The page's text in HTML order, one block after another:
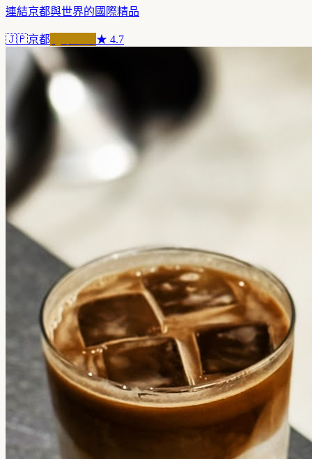
連結京都與世界的國際精品
🇯🇵京都 ★ 4.7